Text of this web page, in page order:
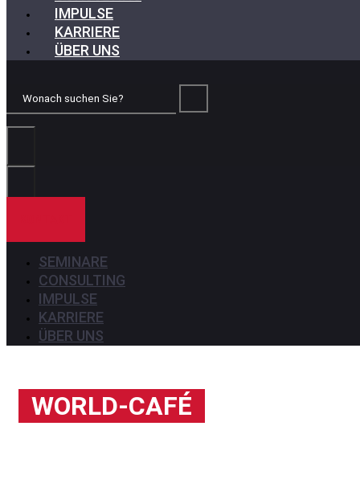
IMPULSE
KARRIERE
ÜBER UNS
Wonach
Sie?
SEMINARE
CONSULTING
IMPULSE
KARRIERE
ÜBER UNS
WORLD-CAFÉ